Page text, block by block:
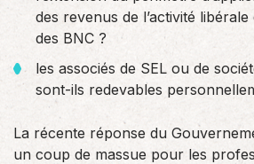
des revenus de l’activité
des BNC ?
les associés de SEL ou de
sont-ils redevables
La récente réponse du
un coup de massue pour les